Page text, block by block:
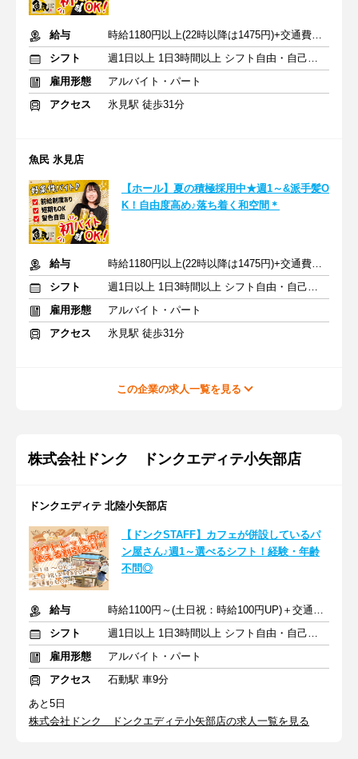
給与
時給1180円以上(22時以降は1475円)+交通費規定内支給
シフト
週1日以上 1日3時間以上 シフト自由・自己申告
雇用形態
アルバイト・パート
アクセス
氷見駅 徒歩31分
魚民 氷見店
【ホール】夏の積極採用中★週1～&派手髪O
K！自由度高め♪落ち着く和空間＊
給与
時給1180円以上(22時以降は1475円)+交通費規定内支給
シフト
週1日以上 1日3時間以上 シフト自由・自己申告
雇用形態
アルバイト・パート
アクセス
氷見駅 徒歩31分
この企業の求人一覧を見る
株式会社ドンク ドンクエディテ小矢部店
ドンクエディテ 北陸小矢部店
【ドンクSTAFF】カフェが併設しているパ
ン屋さん♪週1～選べるシフト！経験・年齢
不問◎
給与
時給1100円～(土日祝：時給100円UP)＋交通費別途規定支給
シフト
週1日以上 1日3時間以上 シフト自由・自己申告
雇用形態
アルバイト・パート
アクセス
石動駅 車9分
あと5日
株式会社ドンク ドンクエディテ小矢部店の求人一覧を見る